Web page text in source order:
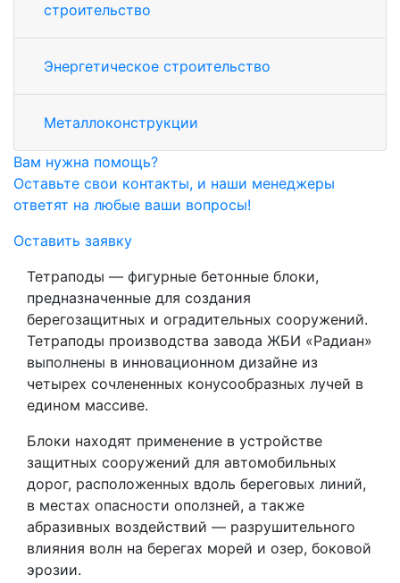
строительство
Энергетическое строительство
Металлоконструкции
Вам нужна помощь?
Оставьте свои контакты, и наши менеджеры
ответят на любые ваши вопросы!
Оставить заявку
Тетраподы — фигурные бетонные блоки,
предназначенные для создания
берегозащитных и оградительных сооружений.
Тетраподы производства завода ЖБИ «Радиан»
выполнены в инновационном дизайне из
четырех сочлененных конусообразных лучей в
едином массиве.
Блоки находят применение в устройстве
защитных сооружений для автомобильных
дорог, расположенных вдоль береговых линий,
в местах опасности оползней, а также
абразивных воздействий — разрушительного
влияния волн на берегах морей и озер, боковой
эрозии.